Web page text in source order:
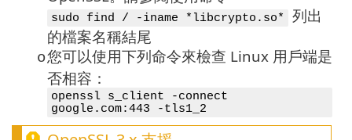
sudo find / -iname *libcrypto.so*
列出
的檔案名稱結尾
o您可以使用下列命令來檢查 Linux 用戶端是
否相容：
openssl s_client -connect
google.com:443 -tls1_2